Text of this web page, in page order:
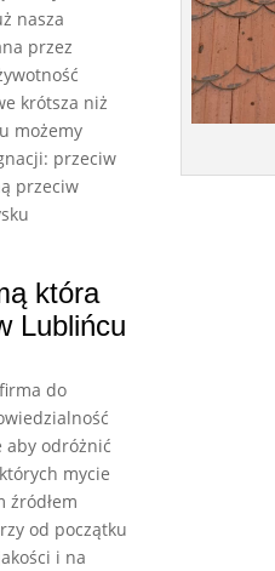
nasza
przez
krótsza niż
możemy
przeciw
przeciw
która
Lublińcu
do
aby odróżnić
mycie
źródłem
od początku
i na